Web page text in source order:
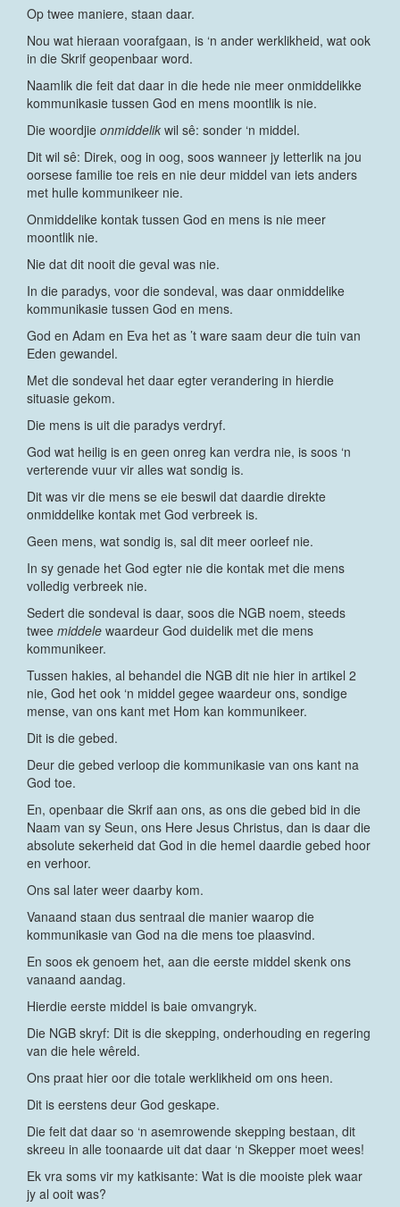
Op twee maniere, staan daar.
Nou wat hieraan voorafgaan, is ‘n ander werklikheid, wat ook
in die Skrif geopenbaar word.
Naamlik die feit dat daar in die hede nie meer onmiddelikke
kommunikasie tussen God en mens moontlik is nie.
Die woordjie onmiddelik wil sê: sonder ‘n middel.
Dit wil sê: Direk, oog in oog, soos wanneer jy letterlik na jou
oorsese familie toe reis en nie deur middel van iets anders
met hulle kommunikeer nie.
Onmiddelike kontak tussen God en mens is nie meer
moontlik nie.
Nie dat dit nooit die geval was nie.
In die paradys, voor die sondeval, was daar onmiddelike
kommunikasie tussen God en mens.
God en Adam en Eva het as ’t ware saam deur die tuin van
Eden gewandel.
Met die sondeval het daar egter verandering in hierdie
situasie gekom.
Die mens is uit die paradys verdryf.
God wat heilig is en geen onreg kan verdra nie, is soos ‘n
verterende vuur vir alles wat sondig is.
Dit was vir die mens se eie beswil dat daardie direkte
onmiddelike kontak met God verbreek is.
Geen mens, wat sondig is, sal dit meer oorleef nie.
In sy genade het God egter nie die kontak met die mens
volledig verbreek nie.
Sedert die sondeval is daar, soos die NGB noem, steeds
twee middele waardeur God duidelik met die mens
kommunikeer.
Tussen hakies, al behandel die NGB dit nie hier in artikel 2
nie, God het ook ‘n middel gegee waardeur ons, sondige
mense, van ons kant met Hom kan kommunikeer.
Dit is die gebed.
Deur die gebed verloop die kommunikasie van ons kant na
God toe.
En, openbaar die Skrif aan ons, as ons die gebed bid in die
Naam van sy Seun, ons Here Jesus Christus, dan is daar die
absolute sekerheid dat God in die hemel daardie gebed hoor
en verhoor.
Ons sal later weer daarby kom.
Vanaand staan dus sentraal die manier waarop die
kommunikasie van God na die mens toe plaasvind.
En soos ek genoem het, aan die eerste middel skenk ons
vanaand aandag.
Hierdie eerste middel is baie omvangryk.
Die NGB skryf: Dit is die skepping, onderhouding en regering
van die hele wêreld.
Ons praat hier oor die totale werklikheid om ons heen.
Dit is eerstens deur God geskape.
Die feit dat daar so ‘n asemrowende skepping bestaan, dit
skreeu in alle toonaarde uit dat daar ‘n Skepper moet wees!
Ek vra soms vir my katkisante: Wat is die mooiste plek waar
jy al ooit was?